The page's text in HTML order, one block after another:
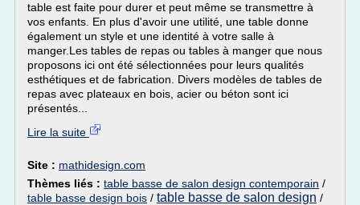
table est faite pour durer et peut même se transmettre à
vos enfants. En plus d'avoir une utilité, une table donne
également un style et une identité à votre salle à
manger.Les tables de repas ou tables à manger que nous
proposons ici ont été sélectionnées pour leurs qualités
esthétiques et de fabrication. Divers modèles de tables de
repas avec plateaux en bois, acier ou béton sont ici
présentés...
Lire la suite
Site : mathidesign.com
Thèmes liés : table basse de salon design contemporain /
table basse design bois / table basse de salon design /